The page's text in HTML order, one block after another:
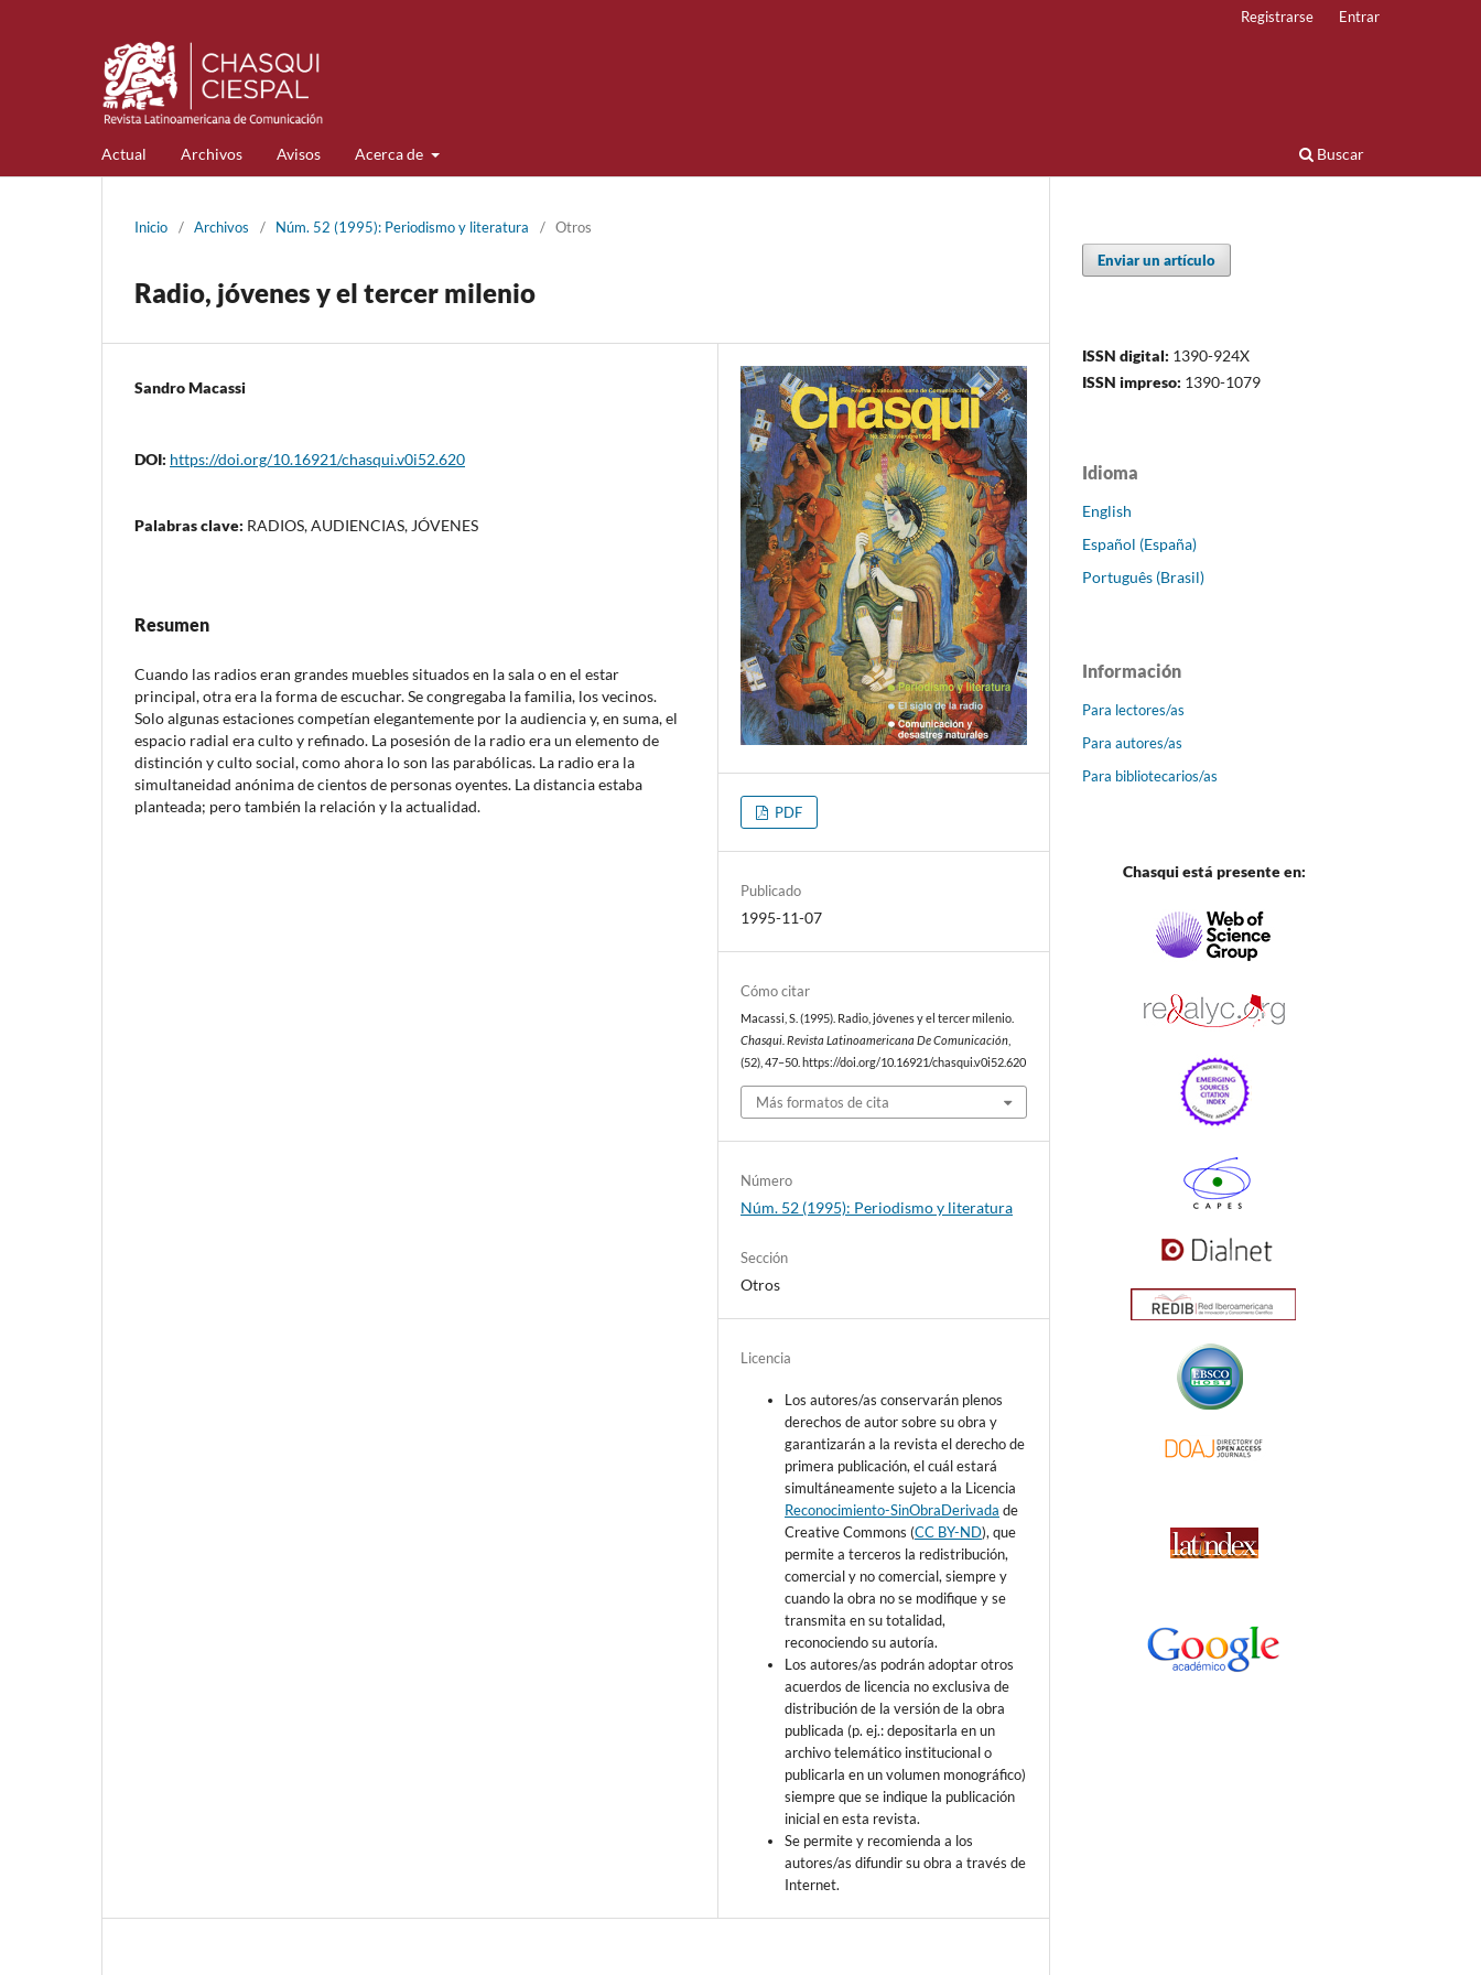
Actual Archivos Avisos Acerca de Buscar
Registrarse Entrar
Inicio / Archivos / Núm. 52 (1995): Periodismo y literatura / Otros
Radio, jóvenes y el tercer milenio
Sandro Macassi
DOI: https://doi.org/10.16921/chasqui.v0i52.620
Palabras clave: RADIOS, AUDIENCIAS, JÓVENES
Resumen
Cuando las radios eran grandes muebles situados en la sala o en el estar
principal, otra era la forma de escuchar. Se congregaba la familia, los vecinos.
Solo algunas estaciones competían elegantemente por la audiencia y, en suma, el
espacio radial era culto y refinado. La posesión de la radio era un elemento de
distinción y culto social, como ahora lo son las parabólicas. La radio era la
simultaneidad anónima de cientos de personas oyentes. La distancia estaba
planteada; pero también la relación y la actualidad.
PDF
Publicado
1995-11-07
Cómo citar
Macassi, S. (1995). Radio, jóvenes y el tercer milenio.
Chasqui. Revista Latinoamericana De Comunicación
(52), 47–50. https://doi.org/10.16921/chasqui.v0i52.620
Más formatos de cita
Número
Núm. 52 (1995): Periodismo y literatura
Sección
Otros
Licencia
Los autores/as conservarán plenos
derechos de autor sobre su obra y
garantizarán a la revista el derecho de
primera publicación, el cuál estará
simultáneamente sujeto a la Licencia
Reconocimiento-SinObraDerivada de
Creative Commons (CC BY-ND), que
permite a terceros la redistribución,
comercial y no comercial, siempre y
cuando la obra no se modifique y se
transmita en su totalidad,
reconociendo su autoría.
Los autores/as podrán adoptar otros
acuerdos de licencia no exclusiva de
distribución de la versión de la obra
publicada (p. ej.: depositarla en un
archivo telemático institucional o
publicarla en un volumen monográfico)
siempre que se indique la publicación
inicial en esta revista.
Se permite y recomienda a los
autores/as difundir su obra a través de
Internet.
Enviar un artículo
ISSN digital: 1390-924X
ISSN impreso: 1390-1079
Idioma
English
Español (España)
Português (Brasil)
Información
Para lectores/as
Para autores/as
Para bibliotecarios/as
Chasqui está presente en: